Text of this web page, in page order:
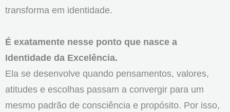
transforma em identidade.
É exatamente nesse ponto que nasce a
Identidade da Excelência.
Ela se desenvolve quando pensamentos, valores,
atitudes e escolhas passam a convergir para um
mesmo padrão de consciência e propósito. Por isso,